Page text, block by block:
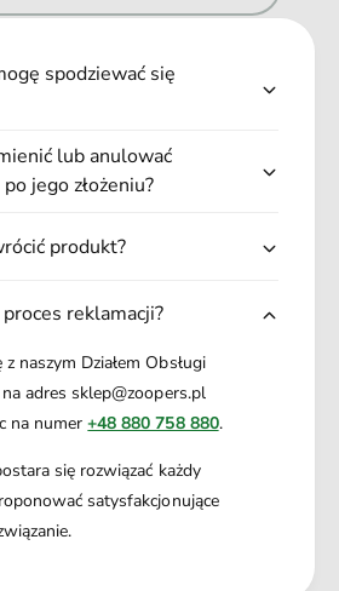
zwierząt
przyjmujesz gości,
i po kąpieli,
na posłanie i odzież zwierzęcia.
spodziewać się
lub anulować
jego złożeniu?
produkt?
reklamacji?
naszym Działem Obsługi
adres sklep@zoopers.pl
na numer+48 880 758 880.
się rozwiązać każdy
satysfakcjonujące